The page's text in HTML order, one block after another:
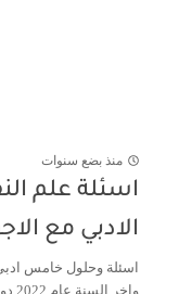
منذ بضع سنوات
اسئلة علم
الادبي مع الاجوبه 2022
اسئلة وحلول خامس